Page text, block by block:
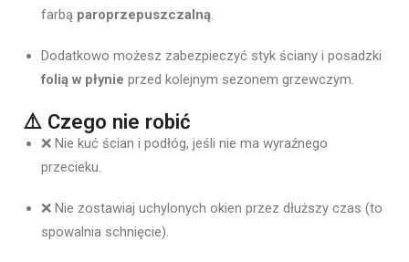
farbą paroprzepuszczalną.
Dodatkowo możesz zabezpieczyć styk ściany i posadzki
folią w płynie przed kolejnym sezonem grzewczym.
⚠️ Czego nie robić
❌ Nie kuć ścian i podłóg, jeśli nie ma wyraźnego
przecieku.
❌ Nie zostawiaj uchylonych okien przez dłuższy czas (to
spowalnia schnięcie).